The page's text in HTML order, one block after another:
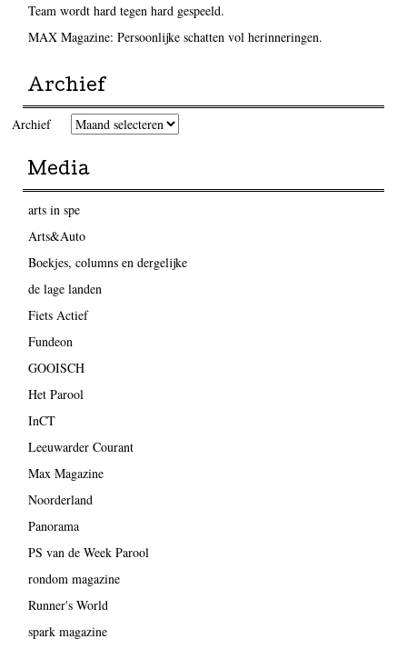
Team wordt hard tegen hard gespeeld.
MAX Magazine: Persoonlijke schatten vol herinneringen.
Archief
Archief
Media
arts in spe
Arts&Auto
Boekjes, columns en dergelijke
de lage landen
Fiets Actief
Fundeon
GOOISCH
Het Parool
InCT
Leeuwarder Courant
Max Magazine
Noorderland
Panorama
PS van de Week Parool
rondom magazine
Runner's World
spark magazine